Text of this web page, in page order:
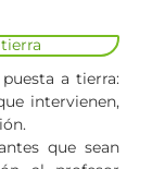
a tierra:
intervienen,
que sean